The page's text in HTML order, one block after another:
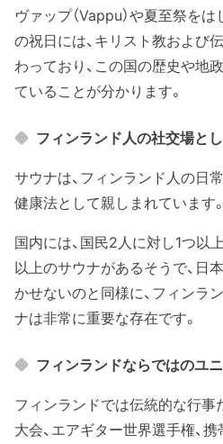
ヴァップ（Vappu）や夏至祭を
の祝日には、キリスト教および
わっており、この国の歴史や地
ていることが分かります。
フィンランド人の社交場と
サウナは、フィンランド人の日
健康法として親しまれています。
国内には、国民2人に対し1つ以
以上のサウナがあるそうで、日
かせないのと同様に、フィンラ
ナは非常に重要な存在です。
フィンランドならではのユ
フィンランドでは伝統的な行事
大会、エアギター世界選手権、